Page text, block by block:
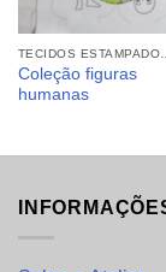
Coleção figuras
humanas